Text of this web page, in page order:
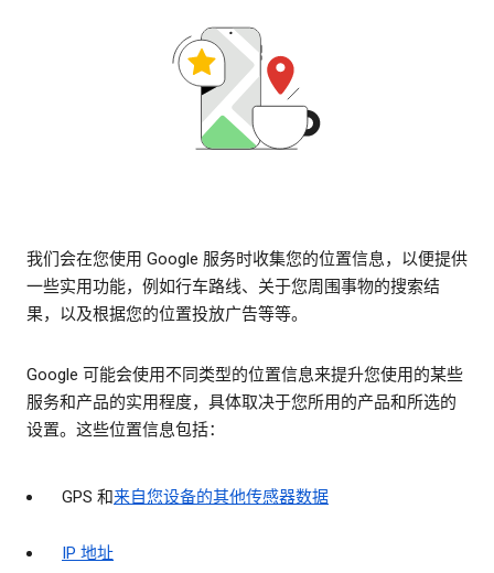
我们会在您使用 Google 服务时收集您的位置信息，以便提供
一些实用功能，例如行车路线、关于您周围事物的搜索结
果，以及根据您的位置投放广告等等。
Google 可能会使用不同类型的位置信息来提升您使用的某些
服务和产品的实用程度，具体取决于您所用的产品和所选的
设置。这些位置信息包括：
GPS 和来自您设备的其他传感器数据
IP 地址